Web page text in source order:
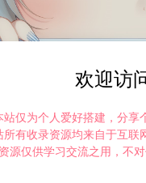
欢迎访
站仅为个人爱好搭建，分享
所有收录资源均来自于互联
资源仅供学习交流之用，不